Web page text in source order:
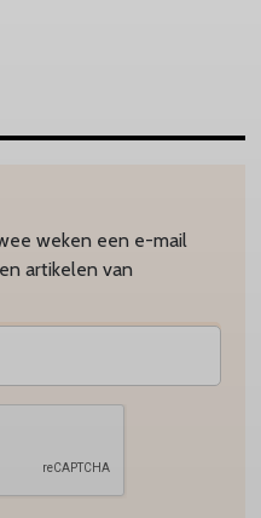
weken een e-mail
artikelen van